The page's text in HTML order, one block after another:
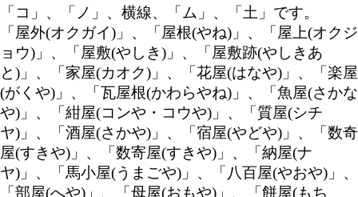
「コ」、「ノ」、横線、「ム」、「土」です。
「屋外(オクガイ)」、「屋根(やね)」、「屋上(オクジ
ョウ)」、「屋敷(やしき)」、「屋敷跡(やしきあ
と)」、「家屋(カオク)」、「花屋(はなや)」、「楽屋
(がくや)」、「瓦屋根(かわらやね)」、「魚屋(さかな
や)」、「紺屋(コンや・コウや)」、「質屋(シチ
ヤ)」、「酒屋(さかや)」、「宿屋(やどや)」、「数奇
屋(すきや)」、「数寄屋(すきや)」、「納屋(ナ
ヤ)」、「馬小屋(うまごや)」、「八百屋(やおや)」、
「部屋(へや)」、「母屋(おもや)」、「餅屋(もち